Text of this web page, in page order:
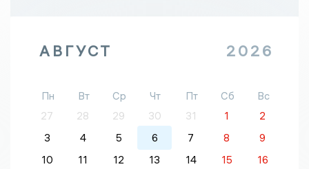
АВГУСТ 2026
Пн Вт Ср Чт Пт Сб
Вс
27
28 29 30 31 1
2
3
4 5 6 7 8
9
10
11 12 13 14 15
16